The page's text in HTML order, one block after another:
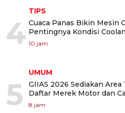
4
TIPS
Cuaca Panas Bikin Mesin
Pentingnya Kondisi
10 jam
5
UMUM
GIIAS 2026 Sediakan
Daftar Merek Motor dan
8 jam